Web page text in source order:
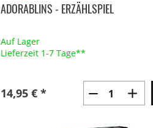
ADORABLINS - ERZÄHLSPIEL
Auf Lager
Lieferzeit 1-7 Tage**
14,95 € *